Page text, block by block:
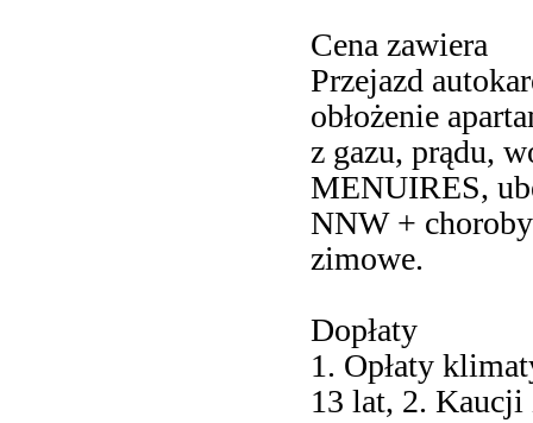
Cena zawiera
Przejazd
obłożenie
z gazu, prądu,
MENUIRES,
NNW +
zimowe.
Dopłaty
1. Opłaty
13 lat, 2. Kaucji